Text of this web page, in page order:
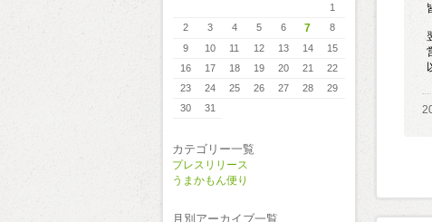
1
2
3 4 5 6 7
8
9
10 11 12 13 14
15
16
17 18 19 20 21
22
23
24 25 26 27 28
29
30
31
カテゴリー一覧
プレスリリース
うまかもん便り
月別アーカイブ一覧